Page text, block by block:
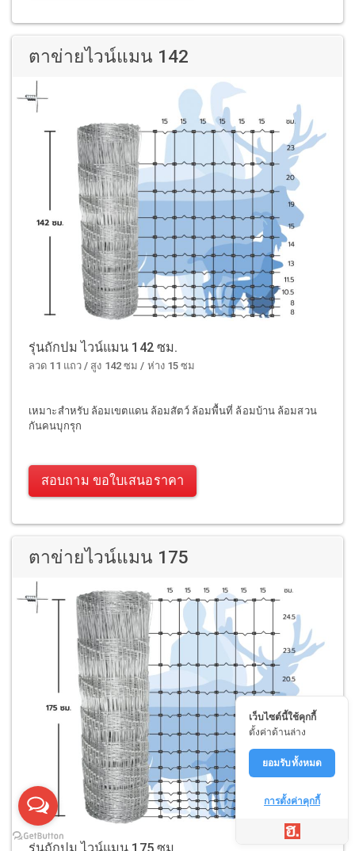
ตาข่ายไวน์แมน 142
รุ่นถักปม ไวน์แมน 142 ซม.
ลวด 11 แถว / สูง 142 ซม / ห่าง 15 ซม
เหมาะสำหรับ ล้อมเขตแดน ล้อมสัตว์ ล้อมพื้นที่ ล้อมบ้าน ล้อมสวน
กันคนบุกรุก
สอบถาม ขอใบเสนอราคา
ตาข่ายไวน์แมน 175
เว็บไซต์นี้ใช้คุกกี้
ตั้งค่าด้านล่าง
ยอมรับทั้งหมด
การตั้งค่าคุกกี้